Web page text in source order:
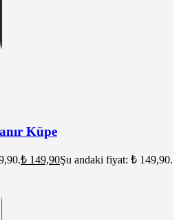
Küpe
₺ 149,90Şu andaki fiyat: ₺ 149,90.